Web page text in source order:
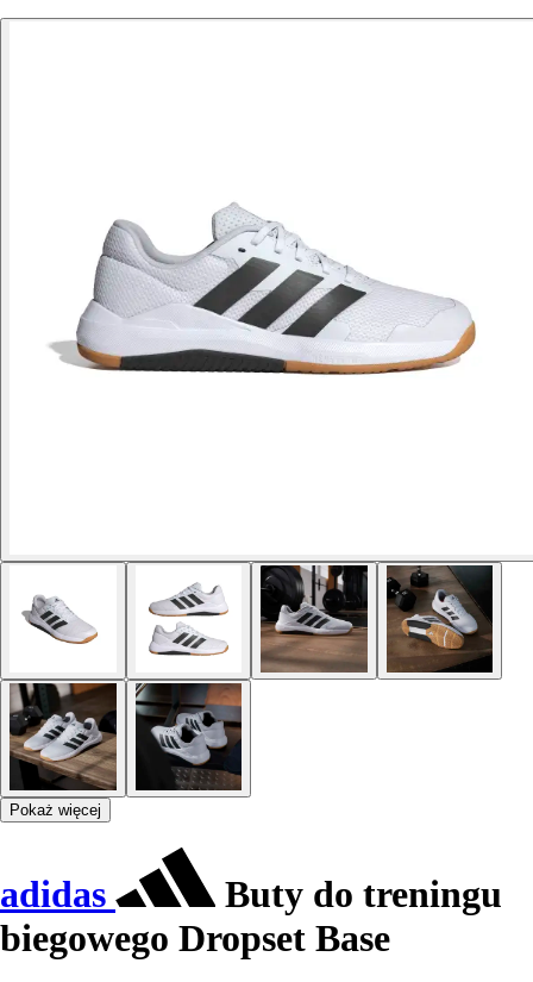
Pokaż więcej
adidas
Buty do treningu
biegowego Dropset Base